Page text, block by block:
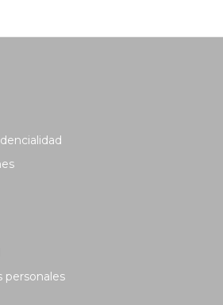
personales